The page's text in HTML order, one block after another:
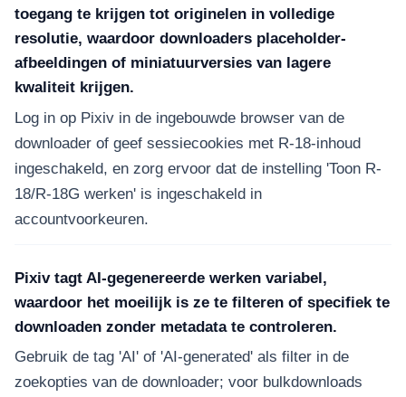
toegang te krijgen tot originelen in volledige
resolutie, waardoor downloaders placeholder-
afbeeldingen of miniatuurversies van lagere
kwaliteit krijgen.
Log in op Pixiv in de ingebouwde browser van de
downloader of geef sessiecookies met R-18-inhoud
ingeschakeld, en zorg ervoor dat de instelling 'Toon R-
18/R-18G werken' is ingeschakeld in
accountvoorkeuren.
Pixiv tagt AI-gegenereerde werken variabel,
waardoor het moeilijk is ze te filteren of specifiek te
downloaden zonder metadata te controleren.
Gebruik de tag 'AI' of 'AI-generated' als filter in de
zoekopties van de downloader; voor bulkdownloads